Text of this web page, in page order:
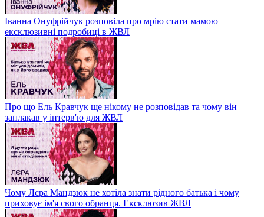
Іванна Онуфрійчук розповіла про мрію стати мамою —
ексклюзивні подробиці в ЖВЛ
Про що Ель Кравчук ще нікому не розповідав та чому він
заплакав у інтерв'ю для ЖВЛ
Чому Лєра Мандзюк не хотіла знати рідного батька і чому
приховує ім'я свого обранця. Ексклюзив ЖВЛ